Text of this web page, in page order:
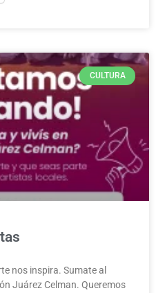
CULTURA
nos inspira. Sumate al
Juárez Celman. Queremos